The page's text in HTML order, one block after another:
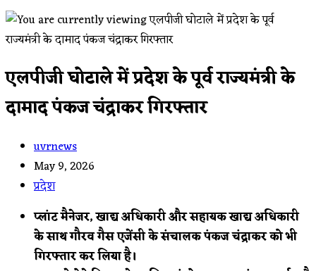
एलपीजी घोटाले में प्रदेश के पूर्व राज्यमंत्री के
दामाद पंकज चंद्राकर गिरफ्तार
Post
author:
uvrnews
Post
published:
May 9, 2026
Post
category:
प्रदेश
प्लांट मैनेजर, खाद्य अधिकारी और सहायक खाद्य अधिकारी
के साथ गौरव गैस एजेंसी के संचालक पंकज चंद्राकर को भी
गिरफ्तार कर लिया है।